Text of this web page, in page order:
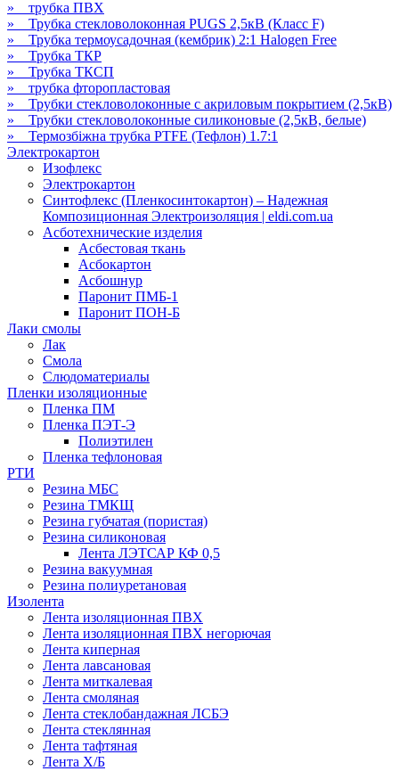
» трубка ПВХ
» Трубка стекловолоконная PUGS 2,5кВ (Класс F)
» Трубка термоусадочная (кембрик) 2:1 Halogen Free
» Трубка ТКР
» Трубка ТКСП
» трубка фторопластовая
» Трубки стекловолоконные с акриловым покрытием (2,5кВ)
» Трубки стекловолоконные силиконовые (2,5кВ, белые)
» Термозбіжна трубка PTFE (Тефлон) 1.7:1
Электрокартон
Изофлекс
Электрокартон
Синтофлекс (Пленкосинтокартон) – Надежная
Композиционная Электроизоляция | eldi.com.ua
Асботехнические изделия
Асбестовая ткань
Асбокартон
Асбошнур
Паронит ПМБ-1
Паронит ПОН-Б
Лаки смолы
Лак
Смола
Слюдоматериалы
Пленки изоляционные
Пленка ПМ
Пленка ПЭТ-Э
Полиэтилен
Пленка тефлоновая
РТИ
Резина МБС
Резина ТМКЩ
Резина губчатая (пористая)
Резина силиконовая
Лента ЛЭТСАР КФ 0,5
Резина вакуумная
Резина полиуретановая
Изолента
Лента изоляционная ПВХ
Лента изоляционная ПВХ негорючая
Лента киперная
Лента лавсановая
Лента миткалевая
Лента смоляная
Лента стеклобандажная ЛСБЭ
Лента стеклянная
Лента тафтяная
Лента Х/Б